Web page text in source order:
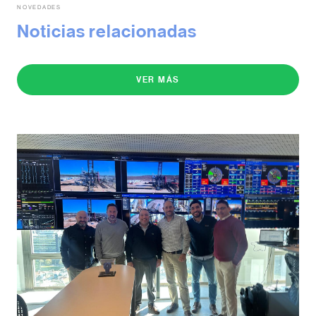
NOVEDADES
Noticias relacionadas
VER MÁS